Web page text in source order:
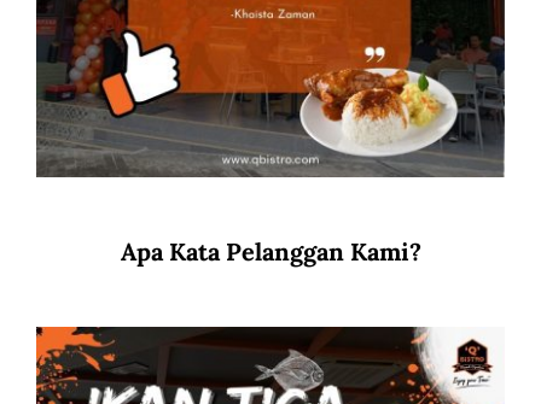
Apa Kata Pelanggan Kami?